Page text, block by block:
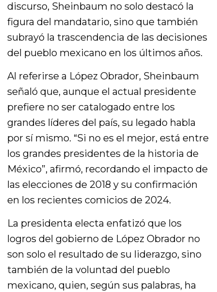
discurso, Sheinbaum no solo destacó la
figura del mandatario, sino que también
subrayó la trascendencia de las decisiones
del pueblo mexicano en los últimos años.
Al referirse a López Obrador, Sheinbaum
señaló que, aunque el actual presidente
prefiere no ser catalogado entre los
grandes líderes del país, su legado habla
por sí mismo. “Si no es el mejor, está entre
los grandes presidentes de la historia de
México”, afirmó, recordando el impacto de
las elecciones de 2018 y su confirmación
en los recientes comicios de 2024.
La presidenta electa enfatizó que los
logros del gobierno de López Obrador no
son solo el resultado de su liderazgo, sino
también de la voluntad del pueblo
mexicano, quien, según sus palabras, ha